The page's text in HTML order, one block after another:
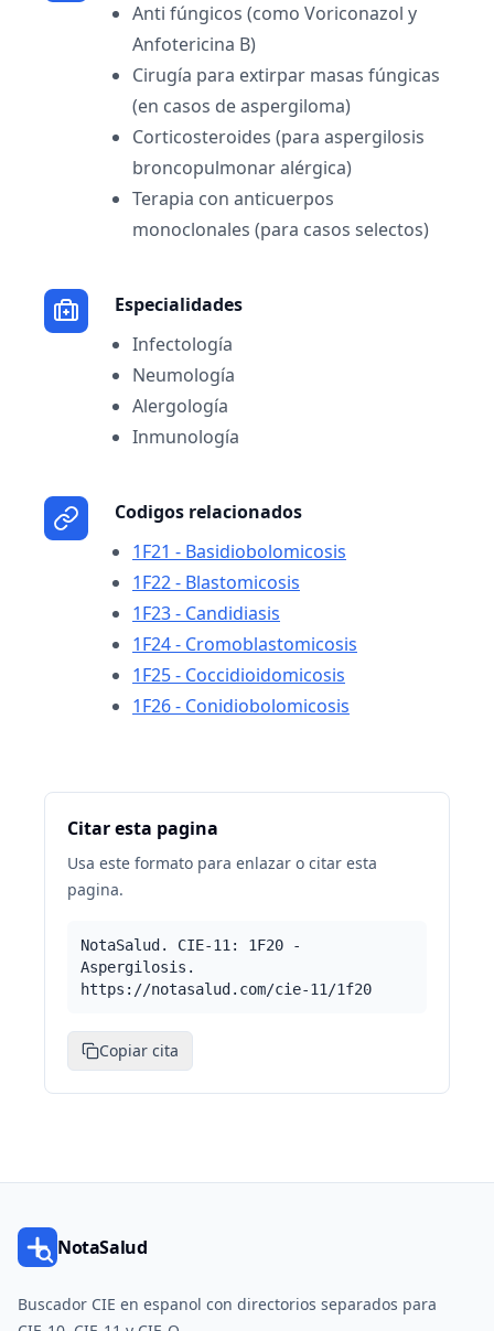
Anti fúngicos (como Voriconazol y
Anfotericina B)
Cirugía para extirpar masas fúngicas
(en casos de aspergiloma)
Corticosteroides (para aspergilosis
broncopulmonar alérgica)
Terapia con anticuerpos
monoclonales (para casos selectos)
Especialidades
Infectología
Neumología
Alergología
Inmunología
Codigos relacionados
1F21 - Basidiobolomicosis
1F22 - Blastomicosis
1F23 - Candidiasis
1F24 - Cromoblastomicosis
1F25 - Coccidioidomicosis
1F26 - Conidiobolomicosis
Citar esta pagina
Usa este formato para enlazar o citar esta
pagina.
NotaSalud. CIE-11: 1F20 -
Aspergilosis.
https://notasalud.com/cie-11/1f20
Copiar cita
NotaSalud
Buscador CIE en espanol con directorios separados para